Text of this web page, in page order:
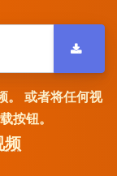
。 或者将任何视
按钮。
频